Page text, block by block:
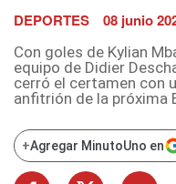
DEPORTES 08 junio
Con goles de Kylian
equipo de Didier
cerró el certamen con
anfitrión de la próxima
+Agregar MinutoUno en